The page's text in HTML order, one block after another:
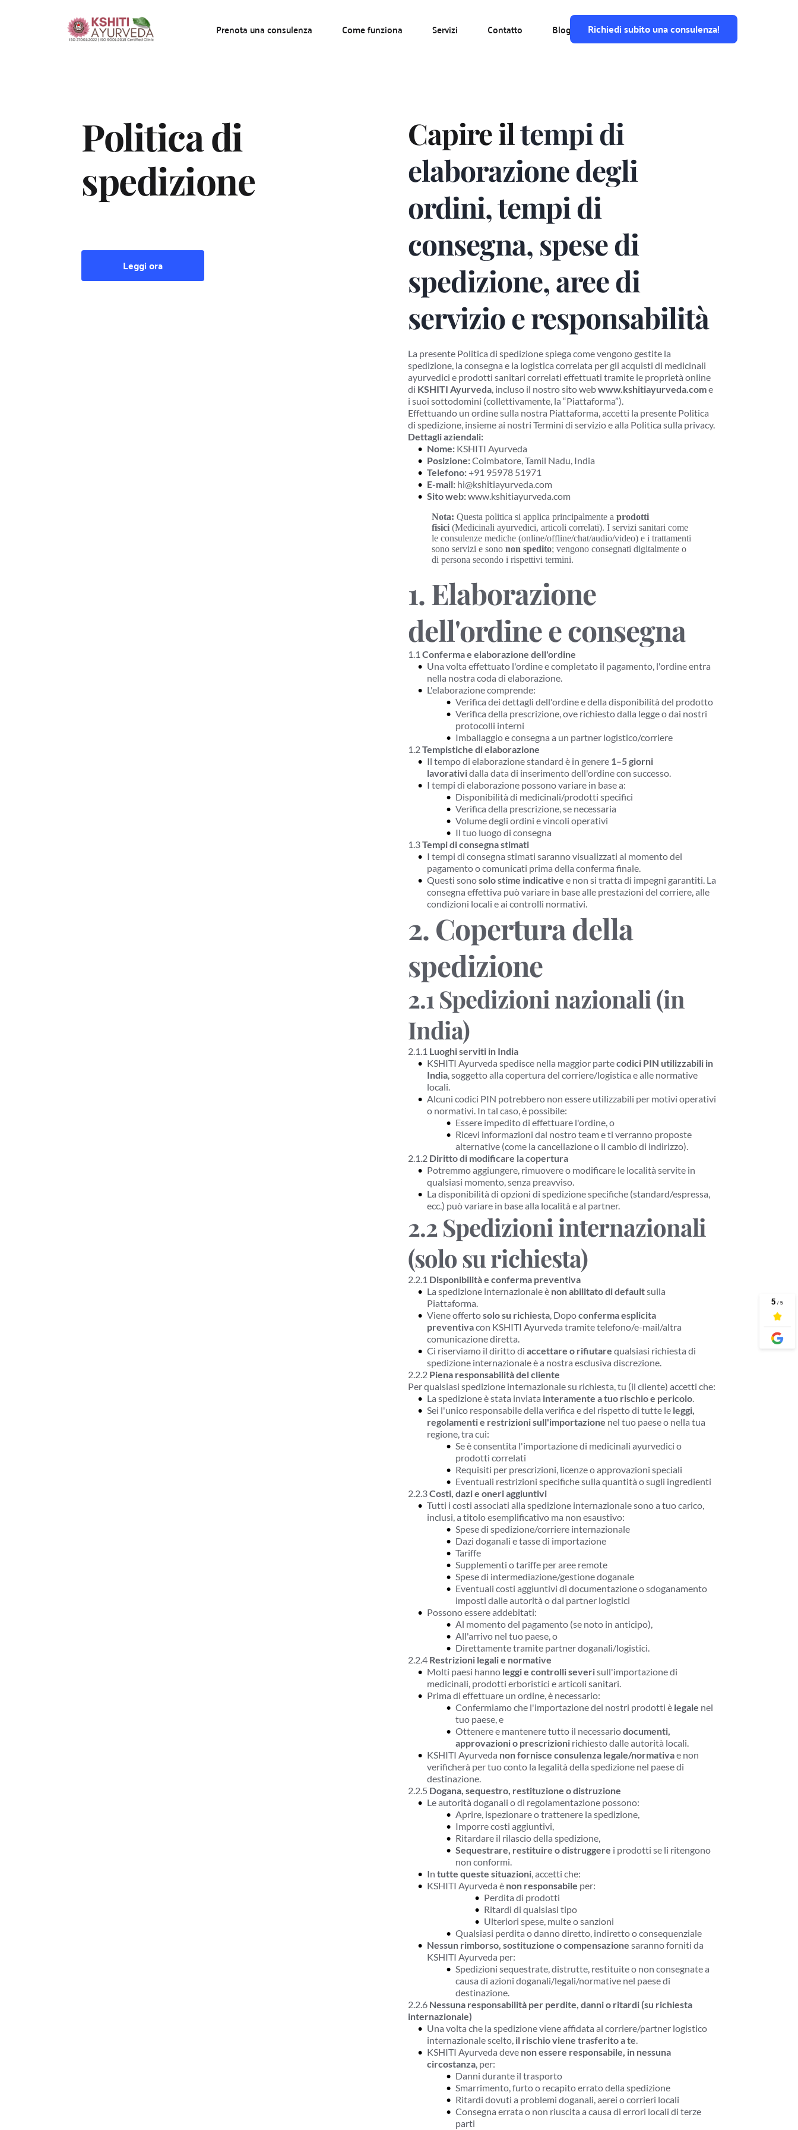
Prenota una consulenza Come funziona Servizi Contatto Blog Richiedi subito una consulenza!
Politica di
spedizione
Leggi ora
Capire il tempi di
elaborazione degli
ordini, tempi di
consegna, spese di
spedizione, aree di
servizio e responsabilità
La presente Politica di spedizione spiega come vengono gestite la
spedizione, la consegna e la logistica correlata per gli acquisti di medicinali
ayurvedici e prodotti sanitari correlati effettuati tramite le proprietà online
di KSHITI Ayurveda, incluso il nostro sito web www.kshitiayurveda.com e
i suoi sottodomini (collettivamente, la “Piattaforma”).
Effettuando un ordine sulla nostra Piattaforma, accetti la presente Politica
di spedizione, insieme ai nostri Termini di servizio e alla Politica sulla privacy.
Dettagli aziendali:
Nome: KSHITI Ayurveda
Posizione: Coimbatore, Tamil Nadu, India
Telefono: +91 95978 51971
E-mail: hi@kshitiayurveda.com
Sito web: www.kshitiayurveda.com
Nota: Questa politica si applica principalmente a prodotti
fisici (Medicinali ayurvedici, articoli correlati). I servizi sanitari come
le consulenze mediche (online/offline/chat/audio/video) e i trattamenti
sono servizi e sono non spedito; vengono consegnati digitalmente o
di persona secondo i rispettivi termini.
1. Elaborazione
dell'ordine e consegna
1.1 Conferma e elaborazione dell'ordine
Una volta effettuato l'ordine e completato il pagamento, l'ordine entra
nella nostra coda di elaborazione.
L'elaborazione comprende:
Verifica dei dettagli dell'ordine e della disponibilità del prodotto
Verifica della prescrizione, ove richiesto dalla legge o dai nostri
protocolli interni
Imballaggio e consegna a un partner logistico/corriere
1.2 Tempistiche di elaborazione
Il tempo di elaborazione standard è in genere 1–5 giorni
lavorativi dalla data di inserimento dell'ordine con successo.
I tempi di elaborazione possono variare in base a:
Disponibilità di medicinali/prodotti specifici
Verifica della prescrizione, se necessaria
Volume degli ordini e vincoli operativi
Il tuo luogo di consegna
1.3 Tempi di consegna stimati
I tempi di consegna stimati saranno visualizzati al momento del
pagamento o comunicati prima della conferma finale.
Questi sono solo stime indicative e non si tratta di impegni garantiti. La
consegna effettiva può variare in base alle prestazioni del corriere, alle
condizioni locali e ai controlli normativi.
2. Copertura della
spedizione
2.1 Spedizioni nazionali (in
India)
2.1.1 Luoghi serviti in India
KSHITI Ayurveda spedisce nella maggior parte codici PIN utilizzabili in
India, soggetto alla copertura del corriere/logistica e alle normative
locali.
Alcuni codici PIN potrebbero non essere utilizzabili per motivi operativi
o normativi. In tal caso, è possibile:
Essere impedito di effettuare l'ordine, o
Ricevi informazioni dal nostro team e ti verranno proposte
alternative (come la cancellazione o il cambio di indirizzo).
2.1.2 Diritto di modificare la copertura
Potremmo aggiungere, rimuovere o modificare le località servite in
qualsiasi momento, senza preavviso.
La disponibilità di opzioni di spedizione specifiche (standard/espressa,
ecc.) può variare in base alla località e al partner.
2.2 Spedizioni internazionali
(solo su richiesta)
2.2.1 Disponibilità e conferma preventiva
La spedizione internazionale è non abilitato di default sulla
Piattaforma.
Viene offerto solo su richiesta, Dopo conferma esplicita
preventiva con KSHITI Ayurveda tramite telefono/e-mail/altra
comunicazione diretta.
Ci riserviamo il diritto di accettare o rifiutare qualsiasi richiesta di
spedizione internazionale è a nostra esclusiva discrezione.
2.2.2 Piena responsabilità del cliente
Per qualsiasi spedizione internazionale su richiesta, tu (il cliente) accetti che:
La spedizione è stata inviata interamente a tuo rischio e pericolo.
Sei l'unico responsabile della verifica e del rispetto di tutte le leggi,
regolamenti e restrizioni sull'importazione nel tuo paese o nella tua
regione, tra cui:
Se è consentita l'importazione di medicinali ayurvedici o
prodotti correlati
Requisiti per prescrizioni, licenze o approvazioni speciali
Eventuali restrizioni specifiche sulla quantità o sugli ingredienti
2.2.3 Costi, dazi e oneri aggiuntivi
Tutti i costi associati alla spedizione internazionale sono a tuo carico,
inclusi, a titolo esemplificativo ma non esaustivo:
Spese di spedizione/corriere internazionale
Dazi doganali e tasse di importazione
Tariffe
Supplementi o tariffe per aree remote
Spese di intermediazione/gestione doganale
Eventuali costi aggiuntivi di documentazione o sdoganamento
imposti dalle autorità o dai partner logistici
Possono essere addebitati:
Al momento del pagamento (se noto in anticipo),
All'arrivo nel tuo paese, o
Direttamente tramite partner doganali/logistici.
2.2.4 Restrizioni legali e normative
Molti paesi hanno leggi e controlli severi sull'importazione di
medicinali, prodotti erboristici e articoli sanitari.
Prima di effettuare un ordine, è necessario:
Confermiamo che l'importazione dei nostri prodotti è legale nel
tuo paese, e
Ottenere e mantenere tutto il necessario documenti,
approvazioni o prescrizioni richiesto dalle autorità locali.
KSHITI Ayurveda non fornisce consulenza legale/normativa e non
verificherà per tuo conto la legalità della spedizione nel paese di
destinazione.
2.2.5 Dogana, sequestro, restituzione o distruzione
Le autorità doganali o di regolamentazione possono:
Aprire, ispezionare o trattenere la spedizione,
Imporre costi aggiuntivi,
Ritardare il rilascio della spedizione,
Sequestrare, restituire o distruggere i prodotti se li ritengono
non conformi.
In tutte queste situazioni, accetti che:
KSHITI Ayurveda è non responsabile per:
Perdita di prodotti
Ritardi di qualsiasi tipo
Ulteriori spese, multe o sanzioni
Qualsiasi perdita o danno diretto, indiretto o consequenziale
Nessun rimborso, sostituzione o compensazione saranno forniti da
KSHITI Ayurveda per:
Spedizioni sequestrate, distrutte, restituite o non consegnate a
causa di azioni doganali/legali/normative nel paese di
destinazione.
2.2.6 Nessuna responsabilità per perdite, danni o ritardi (su richiesta
internazionale)
Una volta che la spedizione viene affidata al corriere/partner logistico
internazionale scelto, il rischio viene trasferito a te.
KSHITI Ayurveda deve non essere responsabile, in nessuna
circostanza, per:
Danni durante il trasporto
Smarrimento, furto o recapito errato della spedizione
Ritardi dovuti a problemi doganali, aerei o corrieri locali
Consegna errata o non riuscita a causa di errori locali di terze
parti